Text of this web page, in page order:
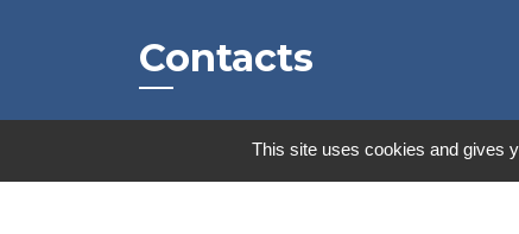
Contacts
Mairie de Marssac-sur-Tarn
This site uses cookies and gives